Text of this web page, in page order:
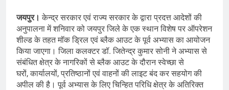
जयपुर। केन्द्र सरकार एवं राज्य सरकार के द्वारा प्रदत्त आदेशों की
अनुपालना में शनिवार को जयपुर जिले के एक स्थान विशेष पर ऑपरेशन
शील्ड के तहत मॉक ड्रिल एवं ब्लैक आउट के पूर्व अभ्यास का आयोजन
किया जाएगा। जिला कलक्टर डॉ. जितेन्द्र कुमार सोनी ने अभ्यास से
संबंधित क्षेत्र के नागरिकों से ब्लैक आउट के दौरान स्वेच्छा से
घरों, कार्यालयों, प्रतिष्ठानों एवं वाहनों की लाइट बंद कर सहयोग की
अपील की है। पूर्व अभ्यास के लिए चिन्हित परिधि क्षेत्र के अतिरिक्त